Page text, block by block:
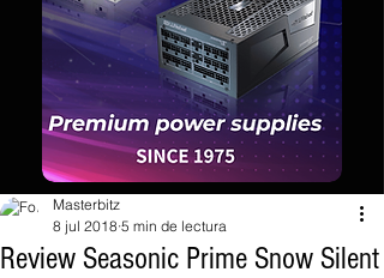
Review Seasonic Prime Snow Silent
Masterbitz
8 jul 2018 5 min de lectura